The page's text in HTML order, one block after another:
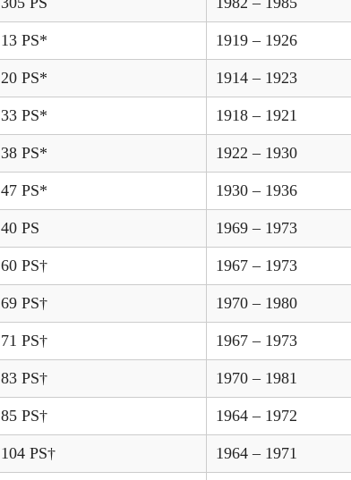
13 PS* 1919 – 1926
20 PS* 1914 – 1923
33 PS* 1918 – 1921
38 PS* 1922 – 1930
47 PS* 1930 – 1936
40 PS 1969 – 1973
60 PS† 1967 – 1973
69 PS† 1970 – 1980
71 PS† 1967 – 1973
83 PS† 1970 – 1981
85 PS† 1964 – 1972
104 PS† 1964 – 1971